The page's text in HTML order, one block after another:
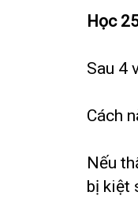
Học
Sau 4
Cách
Nếu
bị kiệt